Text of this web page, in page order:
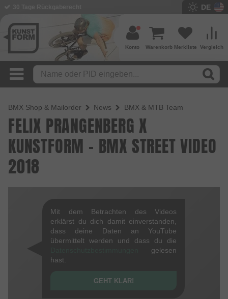
DE
Vergleich
Merkliste
Warenkorb
Konto
BMX Shop & Mailorder News BMX & MTB Team
FELIX PRANGENBERG X
KUNSTFORM - BMX STREET VIDEO
2018
Mit dem Betrachten des Videos
erklärst du dich damit einverstanden,
dass deine Daten an YouTube
übermittelt werden und dass du die
gelesen
hast.
GEHT KLAR!